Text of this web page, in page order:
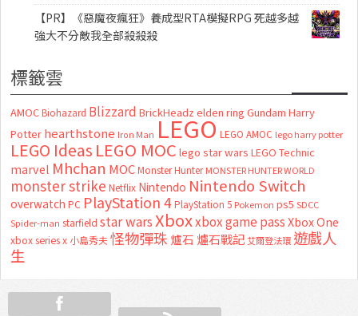
【PR】《惡魔夜瘋狂》養成型RTA模擬RPG 死越多越
強大不分敵我全部殺殺殺
標籤雲
AMOC Biohazard Blizzard BrickHeadz elden ring Gundam Harry
Potter hearthstone Iron Man LEGO LEGO AMOC lego harry potter
LEGO Ideas LEGO MOC lego star wars LEGO Technic
marvel Mhchan MOC Monster Hunter MONSTER HUNTER WORLD
monster strike Netflix Nintendo Nintendo Switch
overwatch PC PlayStation 4 PlayStation 5 Pokemon ps5 SDCC
Spider-man starfield star wars Xboxxbox game passXbox One
xbox series x 小島秀夫怪物彈珠 爐石 爐石戰記艾爾登法環 遊戲人
生